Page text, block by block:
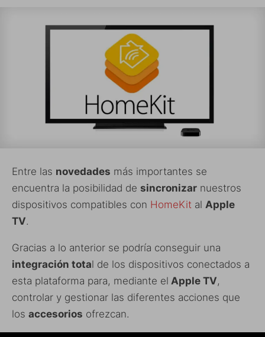
Entre las novedades más importantes se
encuentra la posibilidad de sincronizar nuestros
dispositivos compatibles con HomeKit al Apple
TV.
Gracias a lo anterior se podría conseguir una
integración total de los dispositivos conectados a
esta plataforma para, mediante el Apple TV,
controlar y gestionar las diferentes acciones que
los accesorios ofrezcan.